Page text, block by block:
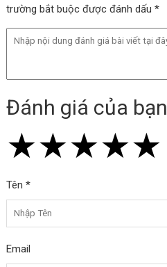
trường bắt buộc được đánh dấu *
Đánh giá của bạn
★
★★
★★★
★★★★
★★★★★
Tên *
Email